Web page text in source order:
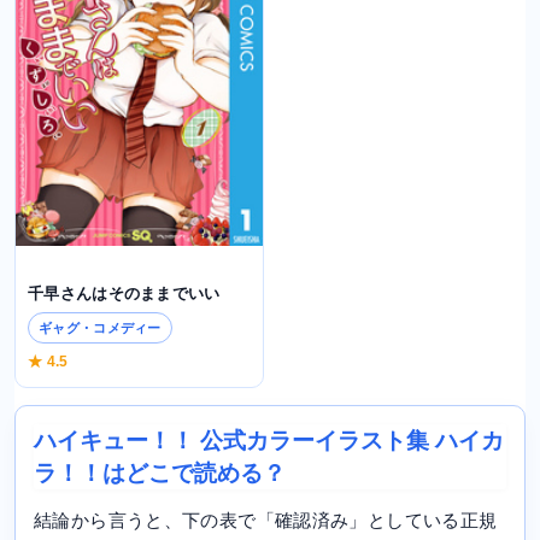
千早さんはそのままでいい
ギャグ・コメディー
★ 4.5
ハイキュー！！ 公式カラーイラスト集 ハイカ
ラ！！はどこで読める？
結論から言うと、下の表で「確認済み」としている正規